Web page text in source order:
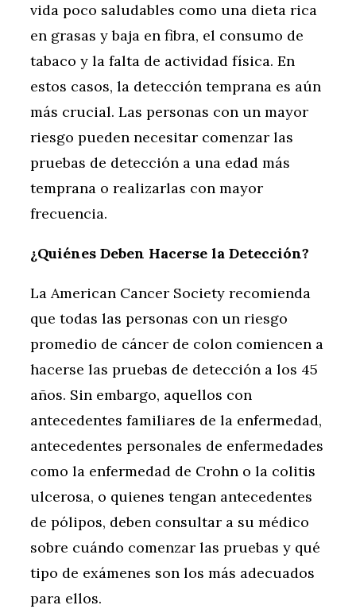
vida poco saludables como una dieta rica
en grasas y baja en fibra, el consumo de
tabaco y la falta de actividad física. En
estos casos, la detección temprana es aún
más crucial. Las personas con un mayor
riesgo pueden necesitar comenzar las
pruebas de detección a una edad más
temprana o realizarlas con mayor
frecuencia.
¿Quiénes Deben Hacerse la Detección?
La American Cancer Society recomienda
que todas las personas con un riesgo
promedio de cáncer de colon comiencen a
hacerse las pruebas de detección a los 45
años. Sin embargo, aquellos con
antecedentes familiares de la enfermedad,
antecedentes personales de enfermedades
como la enfermedad de Crohn o la colitis
ulcerosa, o quienes tengan antecedentes
de pólipos, deben consultar a su médico
sobre cuándo comenzar las pruebas y qué
tipo de exámenes son los más adecuados
para ellos.